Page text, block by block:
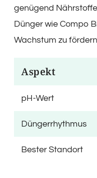
genügend
Dünger wie Compo
Wachstum zu
Aspekt
pH-Wert
Düngerrhythmus
Bester Standort